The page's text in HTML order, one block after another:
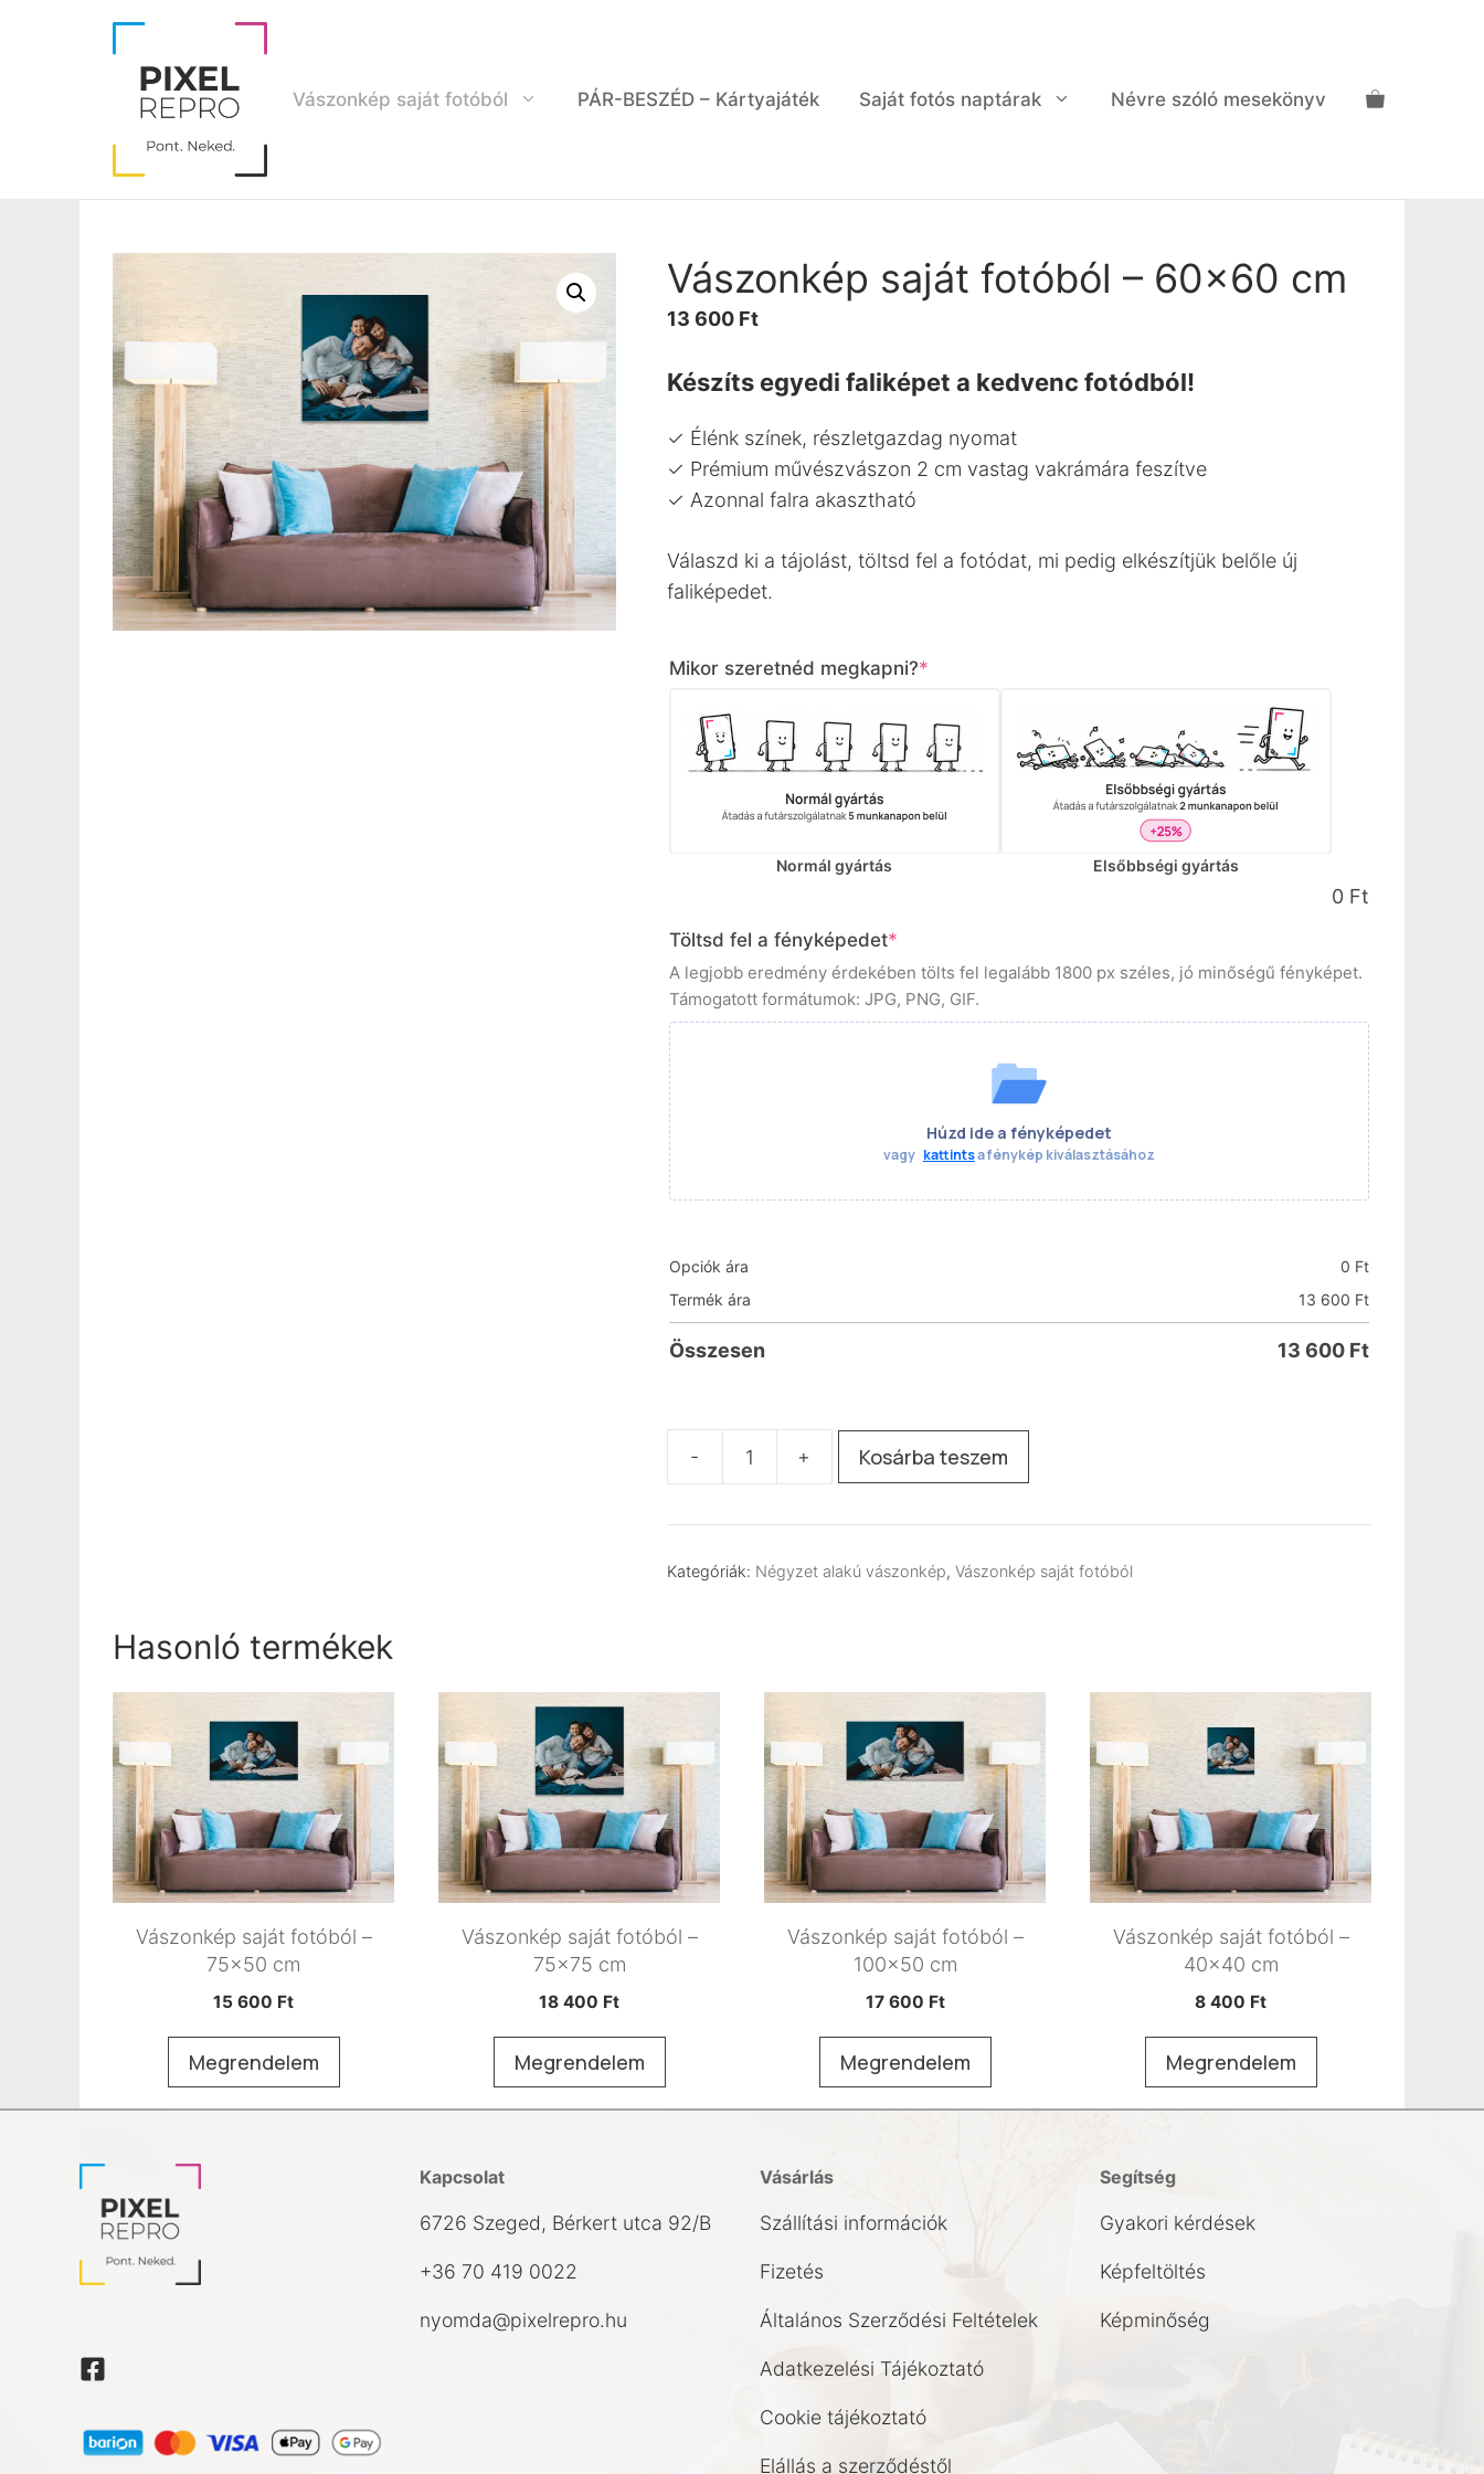
Vászonkép saját fotóból PÁR-BESZÉD – Kártyajáték Saját fotós naptárak Névre szóló mesekönyv
Vászonkép saját fotóból – 60×60 cm
13 600 Ft
Készíts egyedi faliképet a kedvenc fotódból!
✓ Élénk színek, részletgazdag nyomat
✓ Prémium művészvászon 2 cm vastag vakrámára feszítve
✓ Azonnal falra akasztható
Válaszd ki a tájolást, töltsd fel a fotódat, mi pedig elkészítjük belőle új
faliképedet.
Mikor szeretnéd megkapni?*(required)
Normál gyártás Elsőbbségi gyártás
0 Ft
Töltsd fel a fényképedet*(required)
A legjobb eredmény érdekében tölts fel legalább 1800 px széles, jó minőségű fényképet.
Támogatott formátumok: JPG, PNG, GIF.
Húzd ide a fényképedet
vagy kattintsa fénykép kiválasztásához
Opciók ára 0 Ft
Termék ára
13 600 Ft
Összesen 13 600 Ft
-
Vászonkép
fotóból
–
+ Kosárba teszem
Kategóriák: Négyzet alakú vászonkép, Vászonkép saját fotóból
Hasonló termékek
Vászonkép saját fotóból –
75×50 cm
15 600 Ft
Megrendelem
Vászonkép saját fotóból –
75×75 cm
18 400 Ft
Megrendelem
Vászonkép saját fotóból –
100×50 cm
17 600 Ft
Megrendelem
Vászonkép saját fotóból –
40×40 cm
8 400 Ft
Megrendelem
Kapcsolat
6726 Szeged, Bérkert utca 92/B
+36 70 419 0022
nyomda@pixelrepro.hu
Vásárlás
Szállítási információk
Fizetés
Általános Szerződési Feltételek
Adatkezelési Tájékoztató
Cookie tájékoztató
Elállás a szerződéstől
Segítség
Gyakori kérdések
Képfeltöltés
Képminőség